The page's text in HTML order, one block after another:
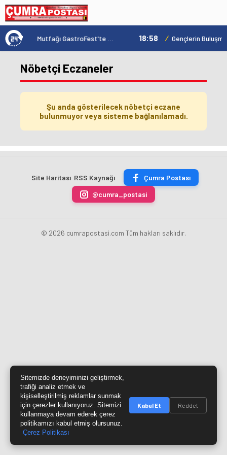
Konya'nın Zengin Mutfağı GastroFest'te Tanıtılacak 18:58 / Gençlerin Buluşma Noktası Talha Bayrakçı Akademi Hızla Yükseliyor
Nöbetçi Eczaneler
Şu anda gösterilecek nöbetçi eczane
bulunmuyor veya sisteme bağlanılamadı.
Site Haritası RSS Kaynağı
Çumra Postası
@cumra_postasi
© 2026 cumrapostasi.com Tüm hakları saklıdır.
Sitemizde deneyiminizi geliştirmek,
trafiği analiz etmek ve
kişiselleştirilmiş reklamlar sunmak
için çerezler kullanıyoruz. Sitemizi
kullanmaya devam ederek çerez
politikamızı kabul etmiş olursunuz.
Çerez Politikası
Kabul Et Reddet